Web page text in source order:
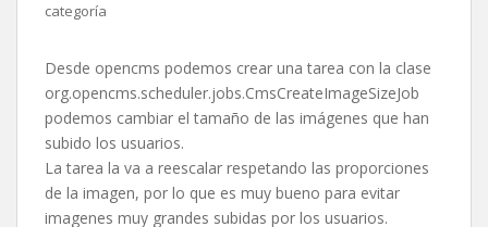
categoría
Desde opencms podemos crear una tarea con la clase
org.opencms.scheduler.jobs.CmsCreateImageSizeJob
podemos cambiar el tamaño de las imágenes que han
subido los usuarios.
La tarea la va a reescalar respetando las proporciones
de la imagen, por lo que es muy bueno para evitar
imagenes muy grandes subidas por los usuarios.